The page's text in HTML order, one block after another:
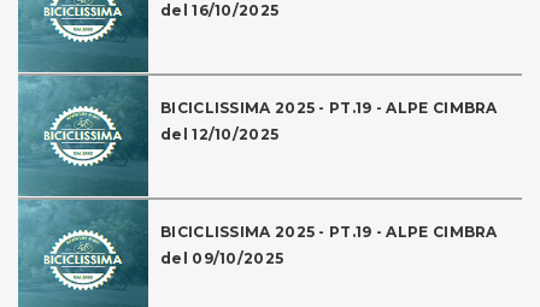
del 16/10/2025
BICICLISSIMA 2025 - PT.19 - ALPE CIMBRA
del 12/10/2025
BICICLISSIMA 2025 - PT.19 - ALPE CIMBRA
del 09/10/2025